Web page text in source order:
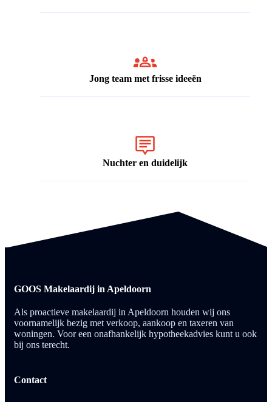
Jong team met frisse ideeën
Nuchter en duidelijk
GOOS Makelaardij in Apeldoorn
Als proactieve makelaardij in Apeldoorn houden wij ons
voornamelijk bezig met verkoop, aankoop en taxeren van
woningen. Voor een onafhankelijk hypotheekadvies kunt u ook
bij ons terecht.
Contact